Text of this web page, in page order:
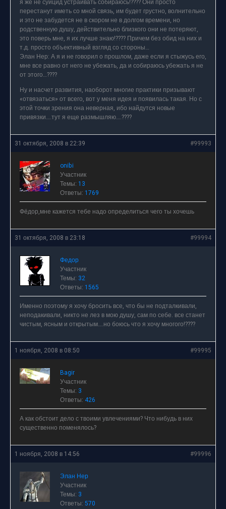
я же не суицид устраивать собираюсь!???? Они просто
перестанут иметь со мной связь, им будет грустно, волнительно
и это не забудется не в скором не в долгом времени, но
родственную душу, действительно близкого они не потеряют,
это поверь мне, я их лучше знаю!???? Причем без обид на них и
т.д. просто объективный взгляд со стороны…
Элан Нер: А я и не говорил о прошлом, даже если я стыжусь его,
мне все равно от него не убежать, да и собираюсь убежать я не
от этого…????
Ну и насчет развития, наоборот многие практики призывают
«отвязаться» от всего, вот у меня идея и появилась такая. Но с
этой точки зрения она неверная, ибо найдутся новые
привязки….тут я еще размышляю….????
31 октября, 2008 в 22:39 #99993
onibi
Участник
Темы: 13
Ответы: 1769
Фёдор,мне кажется тебе надо определиться чего ты хочешь
31 октября, 2008 в 23:18 #99994
Федор
Участник
Темы: 32
Ответы: 1565
Именно поэтому я хочу бросить все, что бы не подталкивали,
неподакивали, никто не лез в мою душу, сам по себе. все станет
чистым, ясным и открытым….но боюсь что я хочу многого!????
1 ноября, 2008 в 08:50 #99995
Bagir
Участник
Темы: 3
Ответы: 426
А как обстоит дело с твоими увлечениями? Что нибудь в них
существенно поменялось?
1 ноября, 2008 в 14:56 #99996
Элан Нер
Участник
Темы: 3
Ответы: 570